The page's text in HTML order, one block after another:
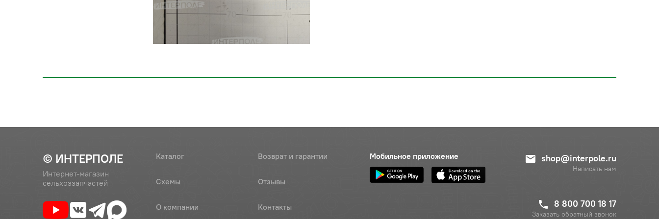
© ИНТЕРПОЛЕ
Интернет-магазин
сельхоззапчастей
Каталог
Схемы
О компании
Возврат и гарантии
Отзывы
Контакты
Мобильное приложение shop@interpole.ru
Написать нам
8 800 700 18 17
Заказать обратный звонок